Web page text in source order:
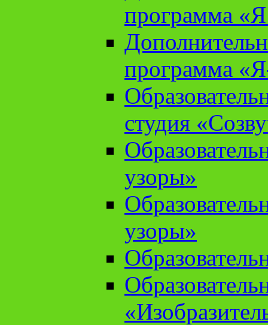
программа «Я
программа
студия
узоры»
узоры»